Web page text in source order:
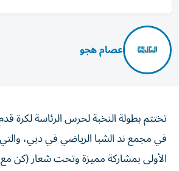
عصام هجو
تختتم بطولة النخبة لحرس الرئاسة لكرة
في مجمع ند الشبا الرياضي في دبي،
الأولى بمشاركة مميزة وتحت شعار (كن مع